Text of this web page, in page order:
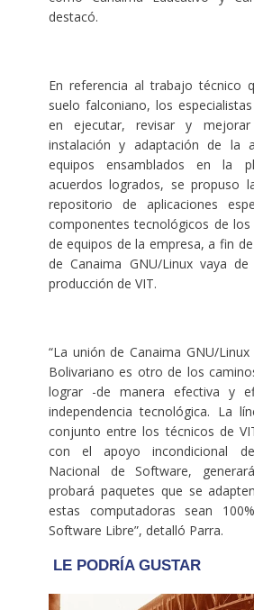
destacó.
En referencia al trabajo técnico
suelo falconiano, los
en ejecutar, revisar y
instalación y adaptación de la
equipos ensamblados en la
acuerdos logrados, se propuso
repositorio de aplicaciones
componentes tecnológicos de
de equipos de la empresa, a fin
de Canaima GNU/Linux vaya
producción de VIT.
“La unión de Canaima GNU/
Bolivariano es otro de los
lograr -de manera efectiva y
independencia tecnológica. La
conjunto entre los técnicos de
con el apoyo incondicional
Nacional de Software,
probará paquetes que se
estas computadoras sean
Software Libre”, detalló Parra.